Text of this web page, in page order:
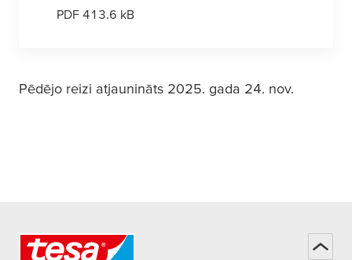
PDF 413.6 kB
Pēdējo reizi atjaunināts 2025. gada 24. nov.